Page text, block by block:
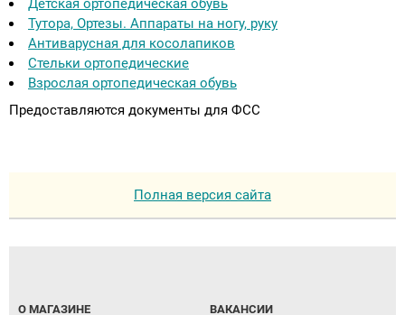
Детская ортопедическая обувь
Тутора, Ортезы. Аппараты на ногу, руку
Антиварусная для косолапиков
Стельки ортопедические
Взрослая ортопедическая обувь
Предоставляются документы для ФСС
Полная версия сайта
О МАГАЗИНЕ ВАКАНСИИ